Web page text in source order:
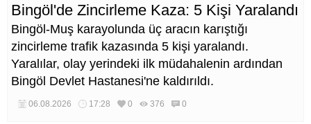
Bingöl'de Zincirleme Kaza: 5 Kişi Yaralandı
Bingöl-Muş karayolunda üç aracın karıştığı
zincirleme trafik kazasında 5 kişi yaralandı.
Yaralılar, olay yerindeki ilk müdahalenin ardından
Bingöl Devlet Hastanesi'ne kaldırıldı.
06.08.2026 17:28 0 376 0